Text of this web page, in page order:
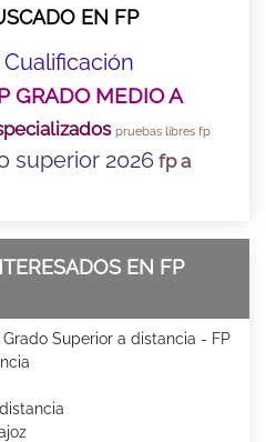
EN FP
GRADO MEDIO A
pruebas libres fp
superior 2026 fp a
EN FP
Superior a distancia - FP